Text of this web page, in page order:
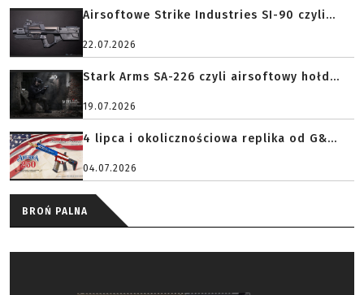
Airsoftowe Strike Industries SI-90 czyli...
22.07.2026
Stark Arms SA-226 czyli airsoftowy hołd...
19.07.2026
4 lipca i okolicznościowa replika od G&...
04.07.2026
BROŃ PALNA